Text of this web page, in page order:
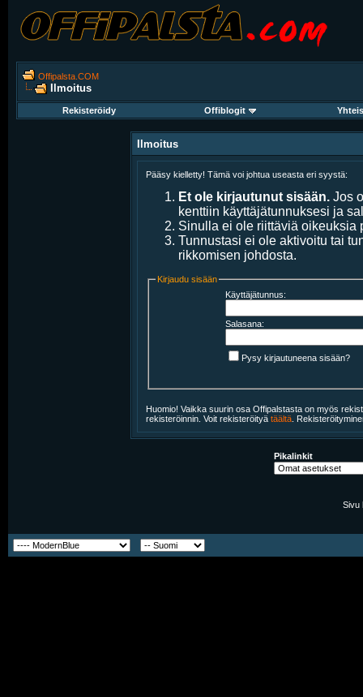
Offipalsta.COM
Ilmoitus
Rekisteröidy Offiblogit
Ilmoitus
Pääsy kielletty! Tämä voi johtua useasta eri syystä:
Et ole kirjautunut sisään. Jos
kenttiin käyttäjätunnuksesi ja
Sinulla ei ole riittäviä oikeuksia
Tunnustasi ei ole aktivoitu tai
rikkomisen johdosta.
Kirjaudu sisään
Käyttäjätunnus:
Salasana:
Pysy kirjautuneena sisään?
Huomio! Vaikka suurin osa Offipalstasta on myös
rekisteröinnin. Voit rekisteröityä täältä .
Pikalinkit
Sivu